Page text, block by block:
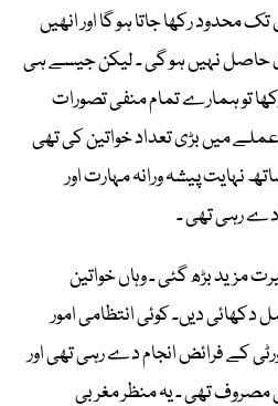
محدود رکھا جاتا ہو گا اور انھیں
حاصل نہیں ہو گی ۔ لیکن جیسے ہی
تو ہمارے تمام منفی تصورات
میں بڑی تعداد خواتین کی تھی
نہایت پیشہ ورانہ مہارت اور
دے رہی تھی ۔
مزید بڑھ گئی ۔ وہاں خواتین
دیں۔ کوئی انتظامی امور
کے فرائض انجام دے رہی تھی اور
مصروف تھی ۔ یہ منظر مغربی